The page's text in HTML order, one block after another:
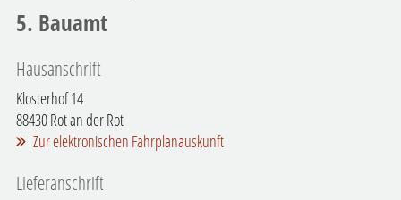
5. Bauamt
Hausanschrift
Klosterhof 14
88430Rot an der Rot
Zur elektronischen Fahrplanauskunft
Lieferanschrift